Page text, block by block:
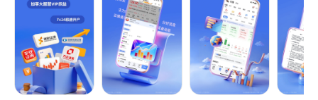
让用户边聊投资，边做交易。找大牛/专家实时互动，
聊股票、聊投资、谈技巧、解疑惑。
无论是文字、视频、直播、语音，支持你的沟通需求，
让你不再错过任何一个投资机遇。